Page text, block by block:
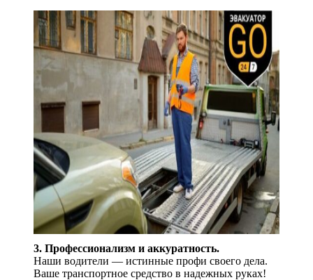
3. Профессионализм и аккуратность.
Наши водители — истинные профи своего дела.
Ваше транспортное средство в надежных руках!